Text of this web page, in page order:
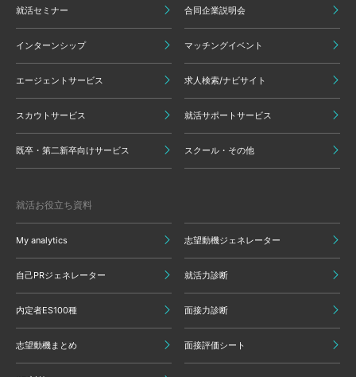
就活セミナー 合同企業説明会
インターンシップ マッチングイベント
エージェントサービス 求人検索/ナビサイト
スカウトサービス 就活サポートサービス
既卒・第二新卒向けサービス スクール・その他
就活お役立ち資料
My analytics 志望動機ジェネレーター
自己PRジェネレーター 就活力診断
内定者ES100種 面接力診断
志望動機まとめ 面接評価シート